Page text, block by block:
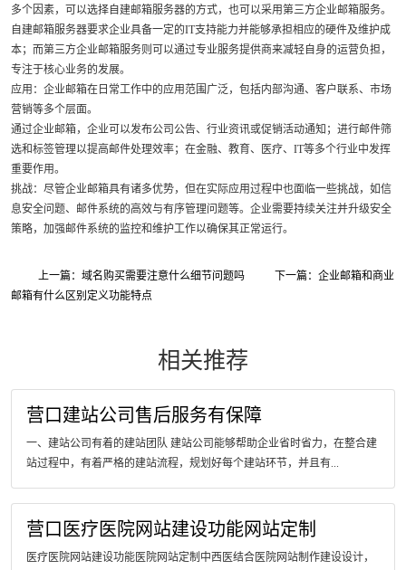
多个因素，可以选择自建邮箱服务器的方式，也可以采用第三方企业邮箱服务。
自建邮箱服务器要求企业具备一定的IT支持能力并能够承担相应的硬件及维护成
本；而第三方企业邮箱服务则可以通过专业服务提供商来减轻自身的运营负担，
专注于核心业务的发展。
应用：企业邮箱在日常工作中的应用范围广泛，包括内部沟通、客户联系、市场
营销等多个层面。
通过企业邮箱，企业可以发布公司公告、行业资讯或促销活动通知；进行邮件筛
选和标签管理以提高邮件处理效率；在金融、教育、医疗、IT等多个行业中发挥
重要作用。
挑战：尽管企业邮箱具有诸多优势，但在实际应用过程中也面临一些挑战，如信
息安全问题、邮件系统的高效与有序管理问题等。企业需要持续关注并升级安全
策略，加强邮件系统的监控和维护工作以确保其正常运行。
上一篇：域名购买需要注意什么细节问题吗
下一篇：企业邮箱和商业
邮箱有什么区别定义功能特点
相关推荐
营口建站公司售后服务有保障
一、建站公司有着的建站团队 建站公司能够帮助企业省时省力，在整合建
站过程中，有着严格的建站流程，规划好每个建站环节，并且有...
营口医疗医院网站建设功能网站定制
医疗医院网站建设功能医院网站定制中西医结合医院网站制作建设设计，